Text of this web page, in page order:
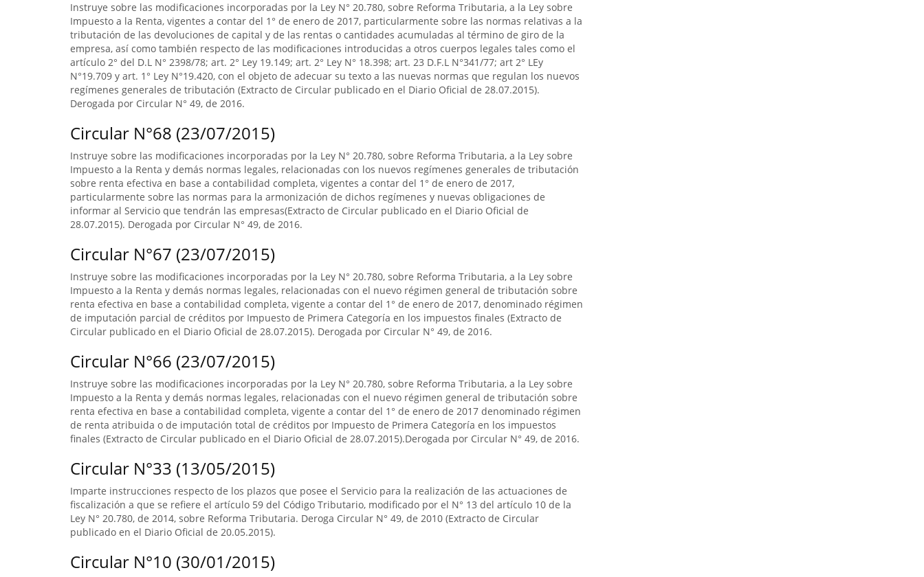
Instruye sobre las modificaciones incorporadas por la Ley N° 20.780, sobre Reforma Tributaria, a la Ley sobre
Impuesto a la Renta, vigentes a contar del 1° de enero de 2017, particularmente sobre las normas relativas a la
tributación de las devoluciones de capital y de las rentas o cantidades acumuladas al término de giro de la
empresa, así como también respecto de las modificaciones introducidas a otros cuerpos legales tales como el
artículo 2° del D.L N° 2398/78; art. 2° Ley 19.149; art. 2° Ley N° 18.398; art. 23 D.F.L N°341/77; art 2° LEy
N°19.709 y art. 1° Ley N°19.420, con el objeto de adecuar su texto a las nuevas normas que regulan los nuevos
regímenes generales de tributación (Extracto de Circular publicado en el Diario Oficial de 28.07.2015).
Derogada por Circular N° 49, de 2016.
Circular N°68 (23/07/2015)
Instruye sobre las modificaciones incorporadas por la Ley N° 20.780, sobre Reforma Tributaria, a la Ley sobre
Impuesto a la Renta y demás normas legales, relacionadas con los nuevos regímenes generales de tributación
sobre renta efectiva en base a contabilidad completa, vigentes a contar del 1° de enero de 2017,
particularmente sobre las normas para la armonización de dichos regímenes y nuevas obligaciones de
informar al Servicio que tendrán las empresas(Extracto de Circular publicado en el Diario Oficial de
28.07.2015). Derogada por Circular N° 49, de 2016.
Circular N°67 (23/07/2015)
Instruye sobre las modificaciones incorporadas por la Ley N° 20.780, sobre Reforma Tributaria, a la Ley sobre
Impuesto a la Renta y demás normas legales, relacionadas con el nuevo régimen general de tributación sobre
renta efectiva en base a contabilidad completa, vigente a contar del 1° de enero de 2017, denominado régimen
de imputación parcial de créditos por Impuesto de Primera Categoría en los impuestos finales (Extracto de
Circular publicado en el Diario Oficial de 28.07.2015). Derogada por Circular N° 49, de 2016.
Circular N°66 (23/07/2015)
Instruye sobre las modificaciones incorporadas por la Ley N° 20.780, sobre Reforma Tributaria, a la Ley sobre
Impuesto a la Renta y demás normas legales, relacionadas con el nuevo régimen general de tributación sobre
renta efectiva en base a contabilidad completa, vigente a contar del 1° de enero de 2017 denominado régimen
de renta atribuida o de imputación total de créditos por Impuesto de Primera Categoría en los impuestos
finales (Extracto de Circular publicado en el Diario Oficial de 28.07.2015).Derogada por Circular N° 49, de 2016.
Circular N°33 (13/05/2015)
Imparte instrucciones respecto de los plazos que posee el Servicio para la realización de las actuaciones de
fiscalización a que se refiere el artículo 59 del Código Tributario, modificado por el N° 13 del artículo 10 de la
Ley N° 20.780, de 2014, sobre Reforma Tributaria. Deroga Circular N° 49, de 2010 (Extracto de Circular
publicado en el Diario Oficial de 20.05.2015).
Circular N°10 (30/01/2015)